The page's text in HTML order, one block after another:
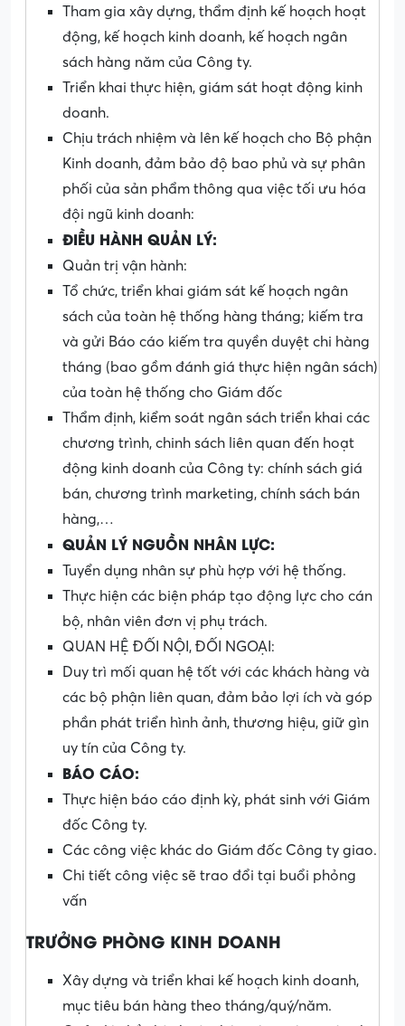
Tham gia xây dựng, thẩm định kế hoạch hoạt
động, kế hoạch kinh doanh, kế hoạch ngân
sách hàng năm của Công ty.
Triển khai thực hiện, giám sát hoạt động kinh
doanh.
Chịu trách nhiệm và lên kế hoạch cho Bộ phận
Kinh doanh, đảm bảo độ bao phủ và sự phân
phối của sản phẩm thông qua việc tối ưu hóa
đội ngũ kinh doanh:
ĐIỀU HÀNH QUẢN LÝ:
Quản trị vận hành:
Tổ chức, triển khai giám sát kế hoạch ngân
sách của toàn hệ thống hàng tháng; kiếm tra
và gửi Báo cáo kiếm tra quyền duyệt chi hàng
tháng (bao gồm đánh giá thực hiện ngân sách)
của toàn hệ thống cho Giám đốc
Thẩm định, kiểm soát ngân sách triển khai các
chương trình, chinh sách liên quan đến hoạt
động kinh doanh của Công ty: chính sách giá
bán, chương trình marketing, chính sách bán
hàng,…
QUẢN LÝ NGUỒN NHÂN LỰC:
Tuyển dụng nhân sự phù hợp với hệ thống.
Thực hiện các biện pháp tạo động lực cho cán
bộ, nhân viên đơn vị phụ trách.
QUAN HỆ ĐỐI NỘI, ĐỐI NGOẠI:
Duy trì mối quan hệ tốt với các khách hàng và
các bộ phận liên quan, đảm bảo lợi ích và góp
phần phát triển hình ảnh, thương hiệu, giữ gìn
uy tín của Công ty.
BÁO CÁO:
Thực hiện báo cáo định kỳ, phát sinh với Giám
đốc Công ty.
Các công việc khác do Giám đốc Công ty giao.
Chi tiết công việc sẽ trao đổi tại buổi phỏng
vấn
TRƯỞNG PHÒNG KINH DOANH
Xây dựng và triển khai kế hoạch kinh doanh,
mục tiêu bán hàng theo tháng/quý/năm.